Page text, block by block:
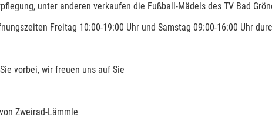
unter anderen verkaufen die Fußball-Mädels des TV Bad
Freitag 10:00-19:00 Uhr und Samstag 09:00-16:00 Uhr
vorbei, wir freuen uns auf Sie
Zweirad-Lämmle